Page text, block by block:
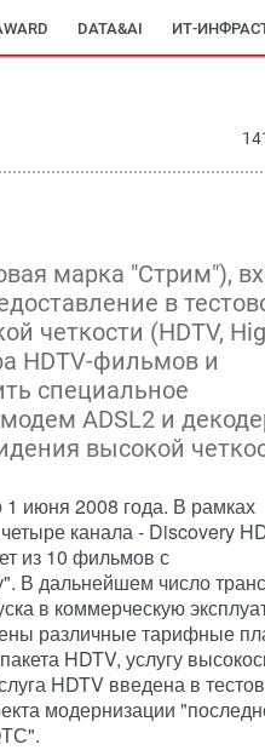
DATA&AI ИТ-
марка "Стрим"),
в
четкости (HDTV,
HDTV-фильмов и
специальное
ADSL2 и
высокой
1 июня 2008 года. В рамках
канала - Discovery
из 10 фильмов с
В дальнейшем число
в коммерческую
различные тарифные
HDTV, услугу
HDTV введена в
модернизации